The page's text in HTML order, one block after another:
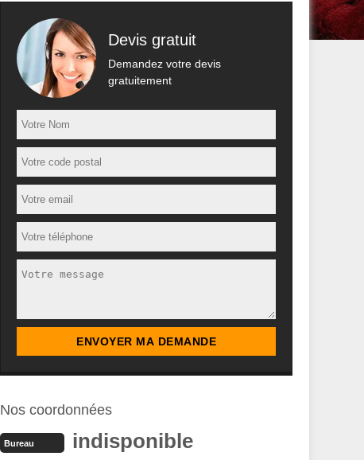
Devis gratuit
Demandez votre devis
gratuitement
Nos coordonnées
Bureau indisponible